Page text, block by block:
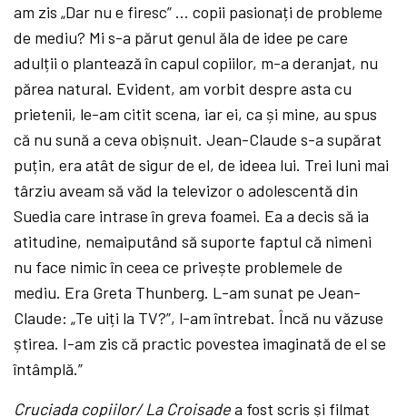
am zis „Dar nu e firesc” … copii pasionați de probleme
de mediu? Mi s-a părut genul ăla de idee pe care
adulții o plantează în capul copiilor, m-a deranjat, nu
părea natural. Evident, am vorbit despre asta cu
prietenii, le-am citit scena, iar ei, ca și mine, au spus
că nu sună a ceva obișnuit. Jean-Claude s-a supărat
puțin, era atât de sigur de el, de ideea lui. Trei luni mai
târziu aveam să văd la televizor o adolescentă din
Suedia care intrase în greva foamei. Ea a decis să ia
atitudine, nemaiputând să suporte faptul că nimeni
nu face nimic în ceea ce privește problemele de
mediu. Era Greta Thunberg. L-am sunat pe Jean-
Claude: „Te uiți la TV?”, l-am întrebat. Încă nu văzuse
știrea. I-am zis că practic povestea imaginată de el se
întâmplă.”
Cruciada copiilor/ La Croisadea fost scris și filmat